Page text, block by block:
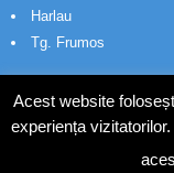
Harlau
Tg. Frumos
Acest website
experiența